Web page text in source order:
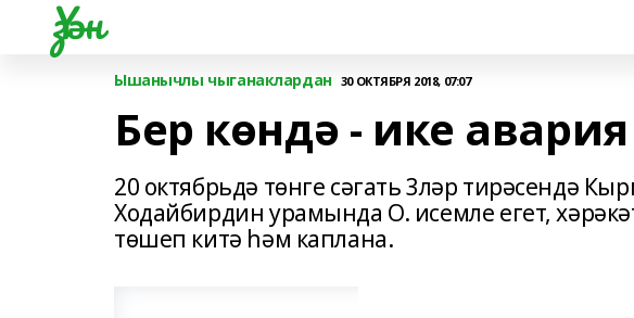
Үзән
Ышанычлы чыганаклардан 30 ОКТЯБРЯ 2018, 07:07
Бер көндә - ике авария
20 октябрьдә төнге сәгать 3ләр тирәсендә
Ходайбирдин урамында О. исемле егет,
төшеп китә һәм каплана.